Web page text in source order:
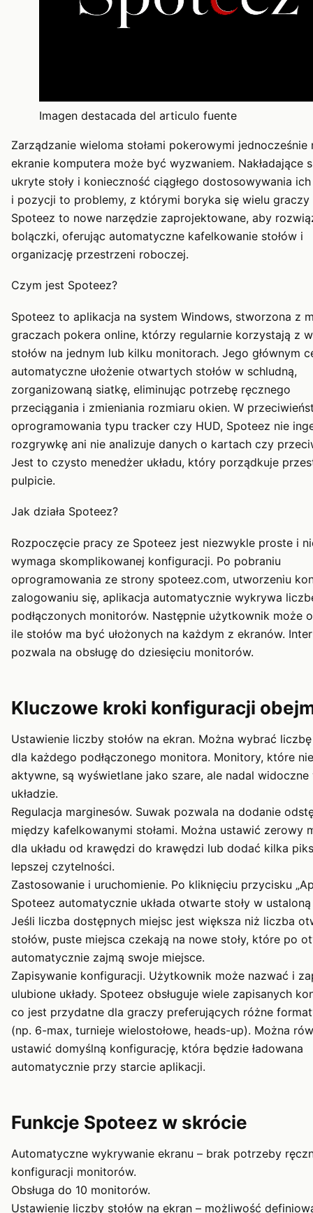
Imagen destacada del articulo fuente
Zarządzanie wieloma stołami pokerowymi jednocześnie
ekranie komputera może być wyzwaniem. Nakładające
ukryte stoły i konieczność ciągłego dostosowywania
i pozycji to problemy, z którymi boryka się wielu graczy
Spoteez to nowe narzędzie zaprojektowane, aby
bolączki, oferując automatyczne kafelkowanie stołów i
organizację przestrzeni roboczej.
Czym jest Spoteez?
Spoteez to aplikacja na system Windows, stworzona z
graczach pokera online, którzy regularnie korzystają z
stołów na jednym lub kilku monitorach. Jego głównym
automatyczne ułożenie otwartych stołów w schludną,
zorganizowaną siatkę, eliminując potrzebę ręcznego
przeciągania i zmieniania rozmiaru okien. W
oprogramowania typu tracker czy HUD, Spoteez nie
rozgrywkę ani nie analizuje danych o kartach czy
Jest to czysto menedżer układu, który porządkuje
pulpicie.
Jak działa Spoteez?
Rozpoczęcie pracy ze Spoteez jest niezwykle proste i
wymaga skomplikowanej konfiguracji. Po pobraniu
oprogramowania ze strony spoteez.com, utworzeniu
zalogowaniu się, aplikacja automatycznie wykrywa
podłączonych monitorów. Następnie użytkownik może
ile stołów ma być ułożonych na każdym z ekranów.
pozwala na obsługę do dziesięciu monitorów.
Kluczowe kroki konfiguracji
Ustawienie liczby stołów na ekran. Można wybrać liczbę
dla każdego podłączonego monitora. Monitory, które
aktywne, są wyświetlane jako szare, ale nadal widoczne
układzie.
Regulacja marginesów. Suwak pozwala na dodanie
między kafelkowanymi stołami. Można ustawić zerowy
dla układu od krawędzi do krawędzi lub dodać kilka
lepszej czytelności.
Zastosowanie i uruchomienie. Po kliknięciu przycisku
Spoteez automatycznie układa otwarte stoły w
Jeśli liczba dostępnych miejsc jest większa niż liczba
stołów, puste miejsca czekają na nowe stoły, które po
automatycznie zajmą swoje miejsce.
Zapisywanie konfiguracji. Użytkownik może nazwać i
ulubione układy. Spoteez obsługuje wiele zapisanych
co jest przydatne dla graczy preferujących różne
(np. 6-max, turnieje wielostołowe, heads-up). Można
ustawić domyślną konfigurację, która będzie ładowana
automatycznie przy starcie aplikacji.
Funkcje Spoteez w skrócie
Automatyczne wykrywanie ekranu – brak potrzeby
konfiguracji monitorów.
Obsługa do 10 monitorów.
Ustawienie liczby stołów na ekran – możliwość